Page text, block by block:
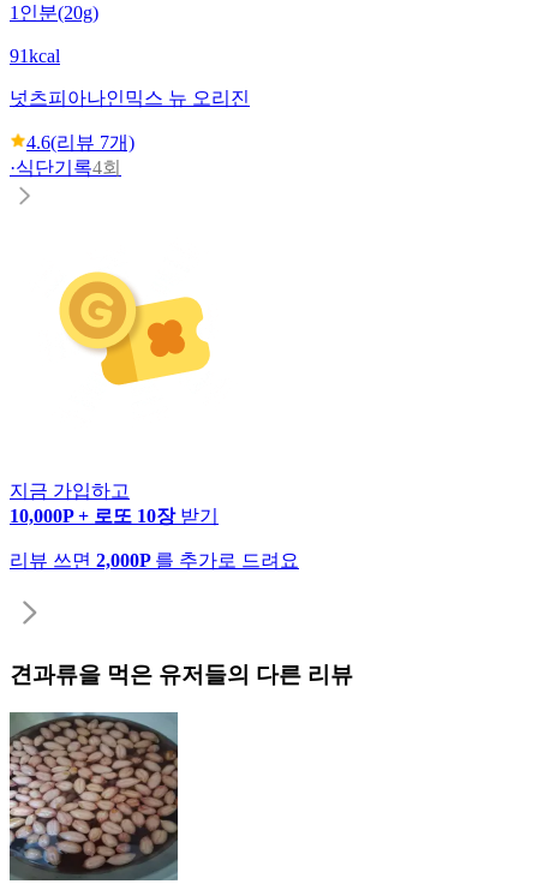
1인분(20g)
91kcal
넛츠피아나인믹스 뉴 오리진
4.6(리뷰 7개)
·식단기록4회
지금 가입하고
10,000P + 로또 10장 받기
리뷰 쓰면 2,000P 를 추가로 드려요
견과류을 먹은 유저들의 다른 리뷰